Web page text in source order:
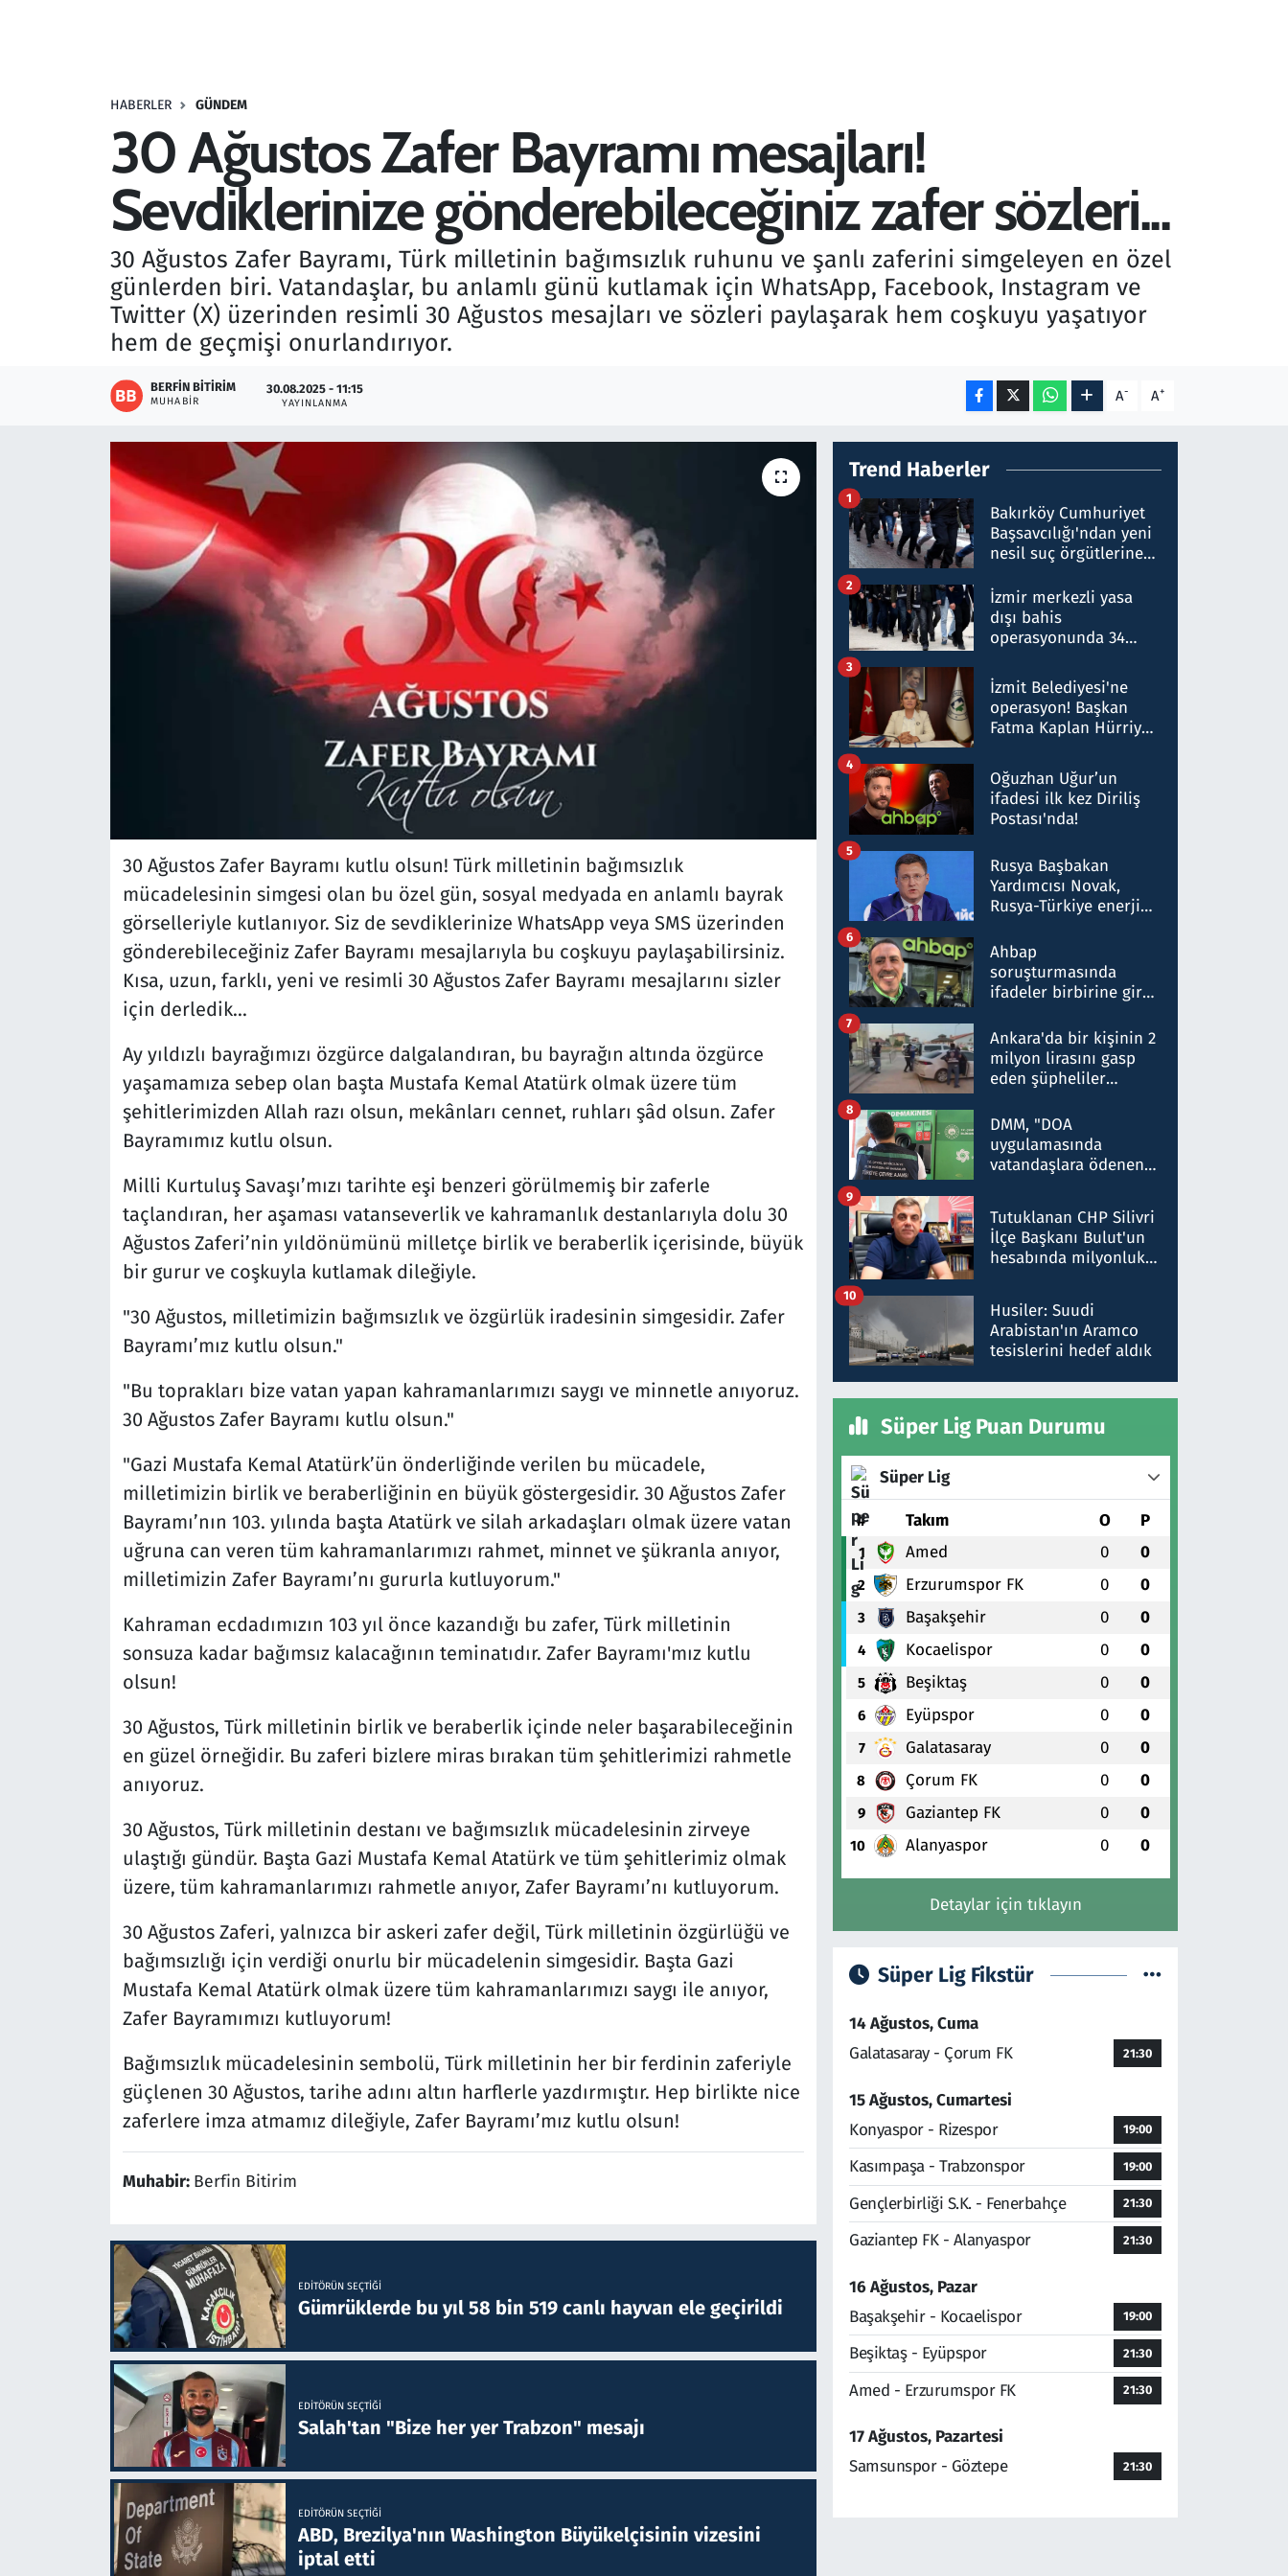
HABERLER GÜNDEM
30 Ağustos Zafer Bayramı mesajları!
Sevdiklerinize gönderebileceğiniz zafer sözleri...
30 Ağustos Zafer Bayramı, Türk milletinin bağımsızlık ruhunu ve şanlı zaferini simgeleyen en özel
günlerden biri. Vatandaşlar, bu anlamlı günü kutlamak için WhatsApp, Facebook, Instagram ve
Twitter (X) üzerinden resimli 30 Ağustos mesajları ve sözleri paylaşarak hem coşkuyu yaşatıyor
hem de geçmişi onurlandırıyor.
BERFIN BITIRIM
MUHABIR
30.08.2025 - 11:15
YAYINLANMA A- A+
30 Ağustos Zafer Bayramı kutlu olsun! Türk milletinin bağımsızlık
mücadelesinin simgesi olan bu özel gün, sosyal medyada en anlamlı bayrak
görselleriyle kutlanıyor. Siz de sevdiklerinize WhatsApp veya SMS üzerinden
gönderebileceğiniz Zafer Bayramı mesajlarıyla bu coşkuyu paylaşabilirsiniz.
Kısa, uzun, farklı, yeni ve resimli 30 Ağustos Zafer Bayramı mesajlarını sizler
için derledik...
Ay yıldızlı bayrağımızı özgürce dalgalandıran, bu bayrağın altında özgürce
yaşamamıza sebep olan başta Mustafa Kemal Atatürk olmak üzere tüm
şehitlerimizden Allah razı olsun, mekânları cennet, ruhları şâd olsun. Zafer
Bayramımız kutlu olsun.
Milli Kurtuluş Savaşı’mızı tarihte eşi benzeri görülmemiş bir zaferle
taçlandıran, her aşaması vatanseverlik ve kahramanlık destanlarıyla dolu 30
Ağustos Zaferi’nin yıldönümünü milletçe birlik ve beraberlik içerisinde, büyük
bir gurur ve coşkuyla kutlamak dileğiyle.
"30 Ağustos, milletimizin bağımsızlık ve özgürlük iradesinin simgesidir. Zafer
Bayramı’mız kutlu olsun."
"Bu toprakları bize vatan yapan kahramanlarımızı saygı ve minnetle anıyoruz.
30 Ağustos Zafer Bayramı kutlu olsun."
"Gazi Mustafa Kemal Atatürk’ün önderliğinde verilen bu mücadele,
milletimizin birlik ve beraberliğinin en büyük göstergesidir. 30 Ağustos Zafer
Bayramı’nın 103. yılında başta Atatürk ve silah arkadaşları olmak üzere vatan
uğruna can veren tüm kahramanlarımızı rahmet, minnet ve şükranla anıyor,
milletimizin Zafer Bayramı’nı gururla kutluyorum."
Kahraman ecdadımızın 103 yıl önce kazandığı bu zafer, Türk milletinin
sonsuza kadar bağımsız kalacağının teminatıdır. Zafer Bayramı'mız kutlu
olsun!
30 Ağustos, Türk milletinin birlik ve beraberlik içinde neler başarabileceğinin
en güzel örneğidir. Bu zaferi bizlere miras bırakan tüm şehitlerimizi rahmetle
anıyoruz.
30 Ağustos, Türk milletinin destanı ve bağımsızlık mücadelesinin zirveye
ulaştığı gündür. Başta Gazi Mustafa Kemal Atatürk ve tüm şehitlerimiz olmak
üzere, tüm kahramanlarımızı rahmetle anıyor, Zafer Bayramı’nı kutluyorum.
30 Ağustos Zaferi, yalnızca bir askeri zafer değil, Türk milletinin özgürlüğü ve
bağımsızlığı için verdiği onurlu bir mücadelenin simgesidir. Başta Gazi
Mustafa Kemal Atatürk olmak üzere tüm kahramanlarımızı saygı ile anıyor,
Zafer Bayramımızı kutluyorum!
Bağımsızlık mücadelesinin sembolü, Türk milletinin her bir ferdinin zaferiyle
güçlenen 30 Ağustos, tarihe adını altın harflerle yazdırmıştır. Hep birlikte nice
zaferlere imza atmamız dileğiyle, Zafer Bayramı’mız kutlu olsun!
Muhabir: Berfin Bitirim
EDITÖRÜN SEÇTIĞI
Gümrüklerde bu yıl 58 bin 519 canlı hayvan ele geçirildi
EDITÖRÜN SEÇTIĞI
Salah'tan "Bize her yer Trabzon" mesajı
EDITÖRÜN SEÇTIĞI
ABD, Brezilya'nın Washington Büyükelçisinin vizesini
iptal etti
Trend Haberler
Bakırköy Cumhuriyet
Başsavcılığı'ndan yeni
nesil suç örgütlerine
hakkında gözaltı kararı
1
İzmir merkezli yasa
dışı bahis
operasyonunda 34
Milyar liralık para
trafiği tespit edildi
2
İzmit Belediyesi'ne
operasyon! Başkan
Fatma Kaplan Hürriyet
3
Oğuzhan Uğur’un
ifadesi ilk kez Diriliş
Postası'nda!
4
Rusya Başbakan
Yardımcısı Novak,
Rusya-Türkiye enerji
nitelikte olduğunu
belirtti
5
Ahbap
soruşturmasında
ifadeler birbirine girdi:
ifadelerinden ortaya
çıkan tablo şok etti
6
Ankara'da bir kişinin 2
milyon lirasını gasp
eden şüpheliler
7
DMM, "DOA
uygulamasında
vatandaşlara ödenen
düşürüldüğü" iddiasını
yalanladı
8
Tutuklanan CHP Silivri
İlçe Başkanı Bulut'un
hesabında milyonluk
talimat verdi, ben
gönderdim
9
Husiler: Suudi
Arabistan'ın Aramco
tesislerini hedef aldık
10
Süper Lig Puan Durumu
Süper Lig
# Takım O P
1 Amed 0 0
2 Erzurumspor FK 0 0
3 Başakşehir 0 0
4 Kocaelispor 0 0
5 Beşiktaş 0 0
6 Eyüpspor 0 0
7 Galatasaray 0 0
8 Çorum FK 0 0
9 Gaziantep FK 0 0
10 Alanyaspor 0 0
Detaylar için tıklayın
Süper Lig Fikstür
14 Ağustos, Cuma
Galatasaray - Çorum FK
21:30
15 Ağustos, Cumartesi
Konyaspor - Rizespor
19:00
Kasımpaşa - Trabzonspor 19:00
Gençlerbirliği S.K. - Fenerbahçe 21:30
Gaziantep FK - Alanyaspor 21:30
16 Ağustos, Pazar
Başakşehir - Kocaelispor
19:00
Beşiktaş - Eyüpspor 21:30
Amed - Erzurumspor FK 21:30
17 Ağustos, Pazartesi
Samsunspor - Göztepe
21:30
Savunma Sanayi
Teknoloji ve Bilim
Televizyon